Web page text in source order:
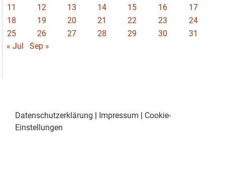
11
12 13 14 15 16
17
18
19 20 21 22 23
24
25
26 27 28 29 30
31
« Jul
Sep »
Datenschutzerklärung Impressum
Cookie-
Einstellungen